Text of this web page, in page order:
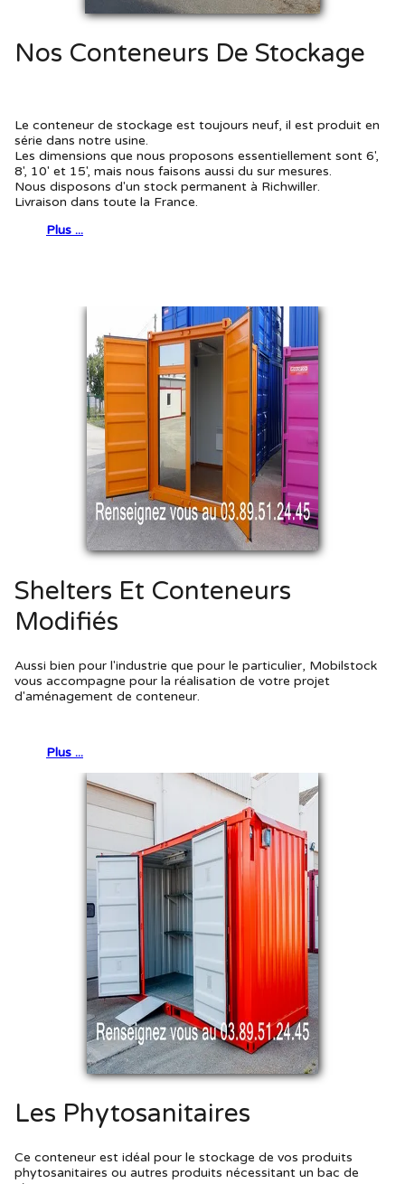
Nos Conteneurs De Stockage
Le conteneur de stockage est toujours neuf, il est produit en
série dans notre usine.
Les dimensions que nous proposons essentiellement sont 6',
8', 10' et 15', mais nous faisons aussi du sur mesures.
Nous disposons d'un stock permanent à Richwiller.
Livraison dans toute la France.
Plus ...
Shelters Et Conteneurs
Modifiés
Aussi bien pour l'industrie que pour le particulier, Mobilstock
vous accompagne pour la réalisation de votre projet
d'aménagement de conteneur.
Plus ...
Les Phytosanitaires
Ce conteneur est idéal pour le stockage de vos produits
phytosanitaires ou autres produits nécessitant un bac de